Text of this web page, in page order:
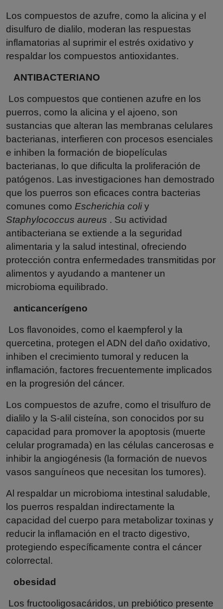
Los compuestos de azufre, como la alicina y el
disulfuro de dialilo, moderan las respuestas
inflamatorias al suprimir el estrés oxidativo y
respaldar los compuestos antioxidantes.
ANTIBACTERIANO
Los compuestos que contienen azufre en los
puerros, como la alicina y el ajoeno, son
sustancias que alteran las membranas celulares
bacterianas, interfieren con procesos esenciales
e inhiben la formación de biopelículas
bacterianas, lo que dificulta la proliferación de
patógenos. Las investigaciones han demostrado
que los puerros son eficaces contra bacterias
comunes como Escherichia coliy
Staphylococcus aureus . Su actividad
antibacteriana se extiende a la seguridad
alimentaria y la salud intestinal, ofreciendo
protección contra enfermedades transmitidas por
alimentos y ayudando a mantener un
microbioma equilibrado.
anticancerígeno
Los flavonoides, como el kaempferol y la
quercetina, protegen el ADN del daño oxidativo,
inhiben el crecimiento tumoral y reducen la
inflamación, factores frecuentemente implicados
en la progresión del cáncer.
Los compuestos de azufre, como el trisulfuro de
dialilo y la S-alil cisteína, son conocidos por su
capacidad para promover la apoptosis (muerte
celular programada) en las células cancerosas e
inhibir la angiogénesis (la formación de nuevos
vasos sanguíneos que necesitan los tumores).
Al respaldar un microbioma intestinal saludable,
los puerros respaldan indirectamente la
capacidad del cuerpo para metabolizar toxinas y
reducir la inflamación en el tracto digestivo,
protegiendo específicamente contra el cáncer
colorrectal.
obesidad
Los fructooligosacáridos, un prebiótico presente